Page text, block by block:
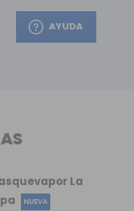
AYUDA
La
NUEVA